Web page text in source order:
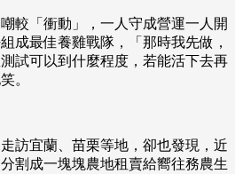
較「衝動」，一人守成營運一人開
成最佳養雞戰隊，「那時我先做，
試可以到什麼程度，若能活下去再
。
訪宜蘭、苗栗等地，卻也發現，近
割成一塊塊農地租賣給嚮往務農生